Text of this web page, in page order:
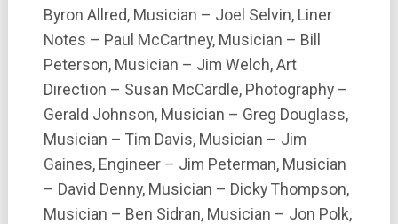
Byron Allred, Musician – Joel Selvin, Liner
Notes – Paul McCartney, Musician – Bill
Peterson, Musician – Jim Welch, Art
Direction – Susan McCardle, Photography –
Gerald Johnson, Musician – Greg Douglass,
Musician – Tim Davis, Musician – Jim
Gaines, Engineer – Jim Peterman, Musician
– David Denny, Musician – Dicky Thompson,
Musician – Ben Sidran, Musician – Jon Polk,